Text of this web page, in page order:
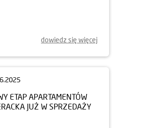
dowiedz się więcej